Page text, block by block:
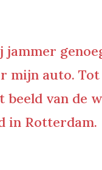
mijn auto.
van de
in Rotterdam.